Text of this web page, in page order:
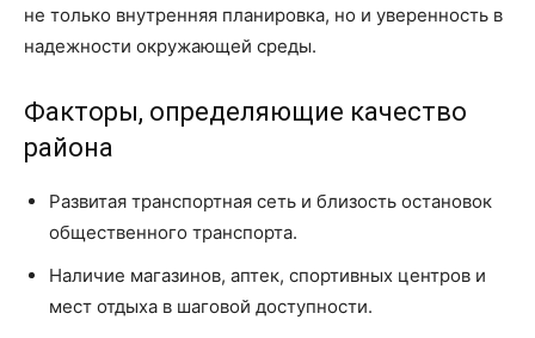
не только внутренняя планировка, но и уверенность в
надежности окружающей среды.
Факторы, определяющие качество
района
Развитая транспортная сеть и близость остановок
общественного транспорта.
Наличие магазинов, аптек, спортивных центров и
мест отдыха в шаговой доступности.